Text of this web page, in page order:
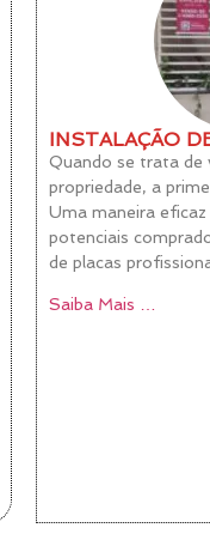
INSTALAÇÃO
Quando se trata de
propriedade, a
Uma maneira
potenciais
de placas
Saiba Mais …